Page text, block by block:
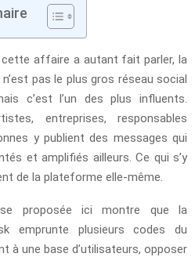
affaire a autant fait parler, la
pas le plus gros réseau social
c’est l’un des plus influents.
entreprises, responsables
y publient des messages qui
et amplifiés ailleurs. Ce qui s’y
de la plateforme elle-même.
proposée ici montre que la
emprunte plusieurs codes du
à une base d’utilisateurs, opposer